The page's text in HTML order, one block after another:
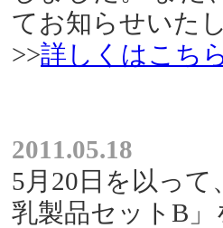
てお知らせいた
>>詳しくはこち
2011.05.18
5月20日を以っ
乳製品セットB